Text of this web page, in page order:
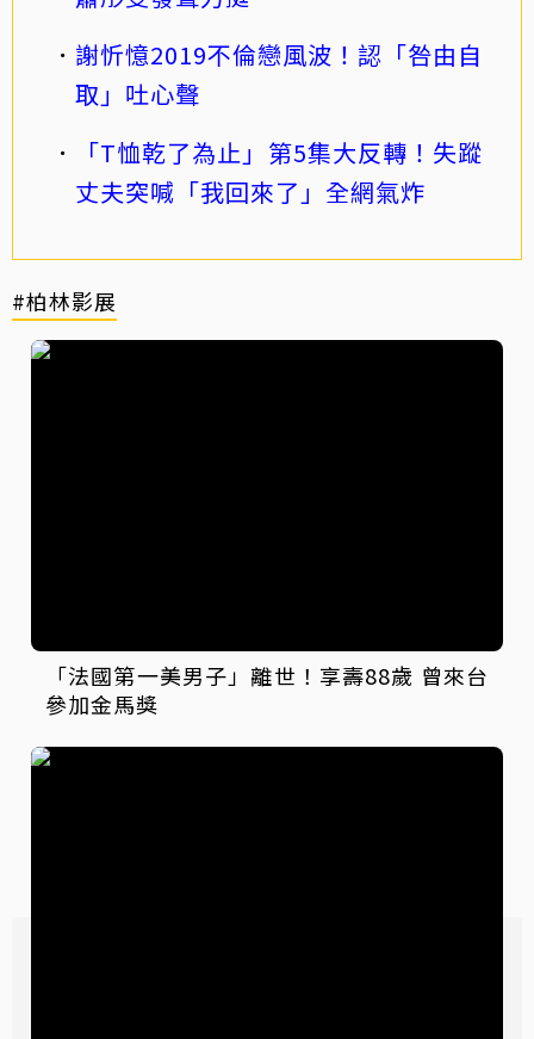
謝忻憶2019不倫戀風波！認「咎由自
取」吐心聲
「T恤乾了為止」第5集大反轉！失蹤
丈夫突喊「我回來了」全網氣炸
#柏林影展
「法國第一美男子」離世！享壽88歲 曾來台
參加金馬獎